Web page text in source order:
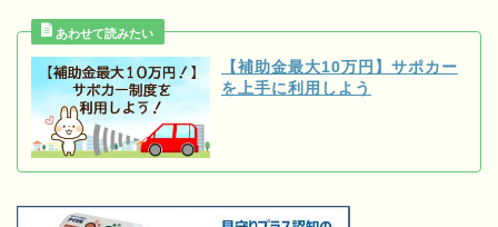
【補助金最大10万円】サポカー
を上手に利用しよう